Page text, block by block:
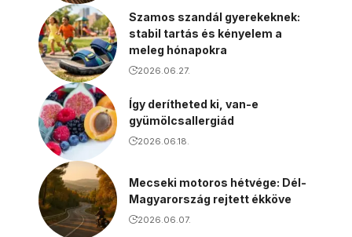
Szamos szandál gyerekeknek:
stabil tartás és kényelem a
meleg hónapokra
2026.06.27.
Így derítheted ki, van-e
gyümölcsallergiád
2026.06.18.
Mecseki motoros hétvége: Dél-
Magyarország rejtett ékköve
2026.06.07.